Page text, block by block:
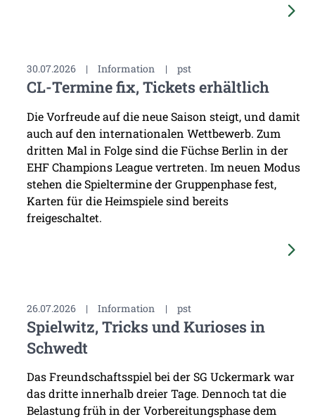
30.07.2026 | Information | pst
CL-Termine fix, Tickets erhältlich
Die Vorfreude auf die neue Saison steigt, und damit
auch auf den internationalen Wettbewerb. Zum
dritten Mal in Folge sind die Füchse Berlin in der
EHF Champions League vertreten. Im neuen Modus
stehen die Spieltermine der Gruppenphase fest,
Karten für die Heimspiele sind bereits
freigeschaltet.
26.07.2026 | Information | pst
Spielwitz, Tricks und Kurioses in
Schwedt
Das Freundschaftsspiel bei der SG Uckermark war
das dritte innerhalb dreier Tage. Dennoch tat die
Belastung früh in der Vorbereitungsphase dem